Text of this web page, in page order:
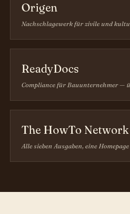
Origen
Nachschlagewerk für zivile und
ReadyDocs
Compliance für Bauunternehmer —
The HowTo Network
Alle sieben Ausgaben, eine